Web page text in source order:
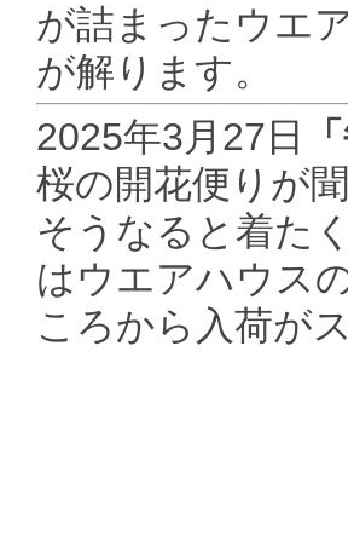
が詰まったウエ
が解ります。
2025年3月27日
桜の開花便りが
そうなると着た
はウエアハウス
ころから入荷が